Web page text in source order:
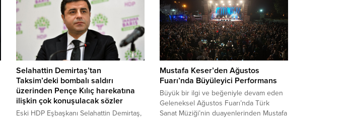
şehirde Ramazan Bayramı hazırlıklarını
yoğun bir şekilde sürdürüyor. Cadde,
bulvar, meydan gibi ortak kullanım
alanlarında çevreye rastgele atılan evsel
ve ambalaj atıkları toplanarak çevre
kirliliğinin...
onarım ve genişletme işlemleriyle
mahalle sakinlerinin ulaşımını
kolaylaştırmayı hedefleyen çalışmalar
bölge halkı tarafından memnuniyetle
karşılandı.Bozulan ve zamanla
deformasyona uğrayan yolların stabilize
malzeme ile güçlendirilmesi, su
birikintilerine...
Selahattin Demirtaş’tan
Taksim’deki bombalı saldırı
üzerinden Pençe Kılıç harekatına
ilişkin çok konuşulacak sözler
Eski HDP Eşbaşkanı Selahattin Demirtaş,
Mustafa Keser’den Ağustos
Fuarı’nda Büyüleyici Performans
Büyük bir ilgi ve beğeniyle devam eden
Geleneksel Ağustos Fuarı’nda Türk
Sanat Müziği’nin duayenlerinden Mustafa